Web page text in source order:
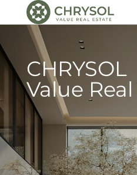
CHRYSOL
Value